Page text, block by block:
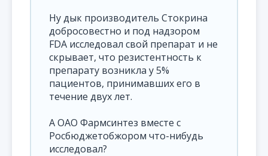
Ну дык производитель Стокрина
добросовестно и под надзором
FDA исследовал свой препарат и не
скрывает, что резистентность к
препарату возникла у 5%
пациентов, принимавших его в
течение двух лет.
А ОАО Фармсинтез вместе с
Росбюджетобжором что-нибудь
исследовал?